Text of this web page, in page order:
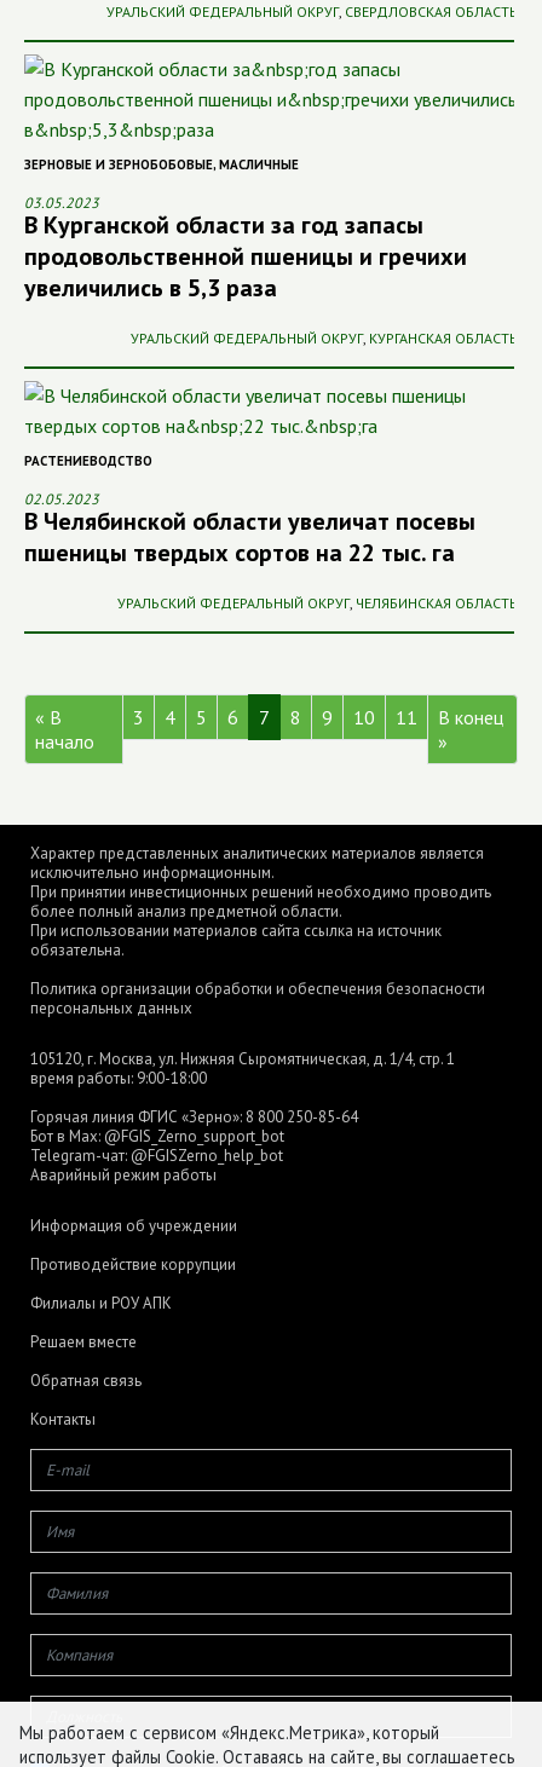
УРАЛЬСКИЙ ФЕДЕРАЛЬНЫЙ ОКРУГ, СВЕРДЛОВСКАЯ ОБЛАСТЬ
ЗЕРНОВЫЕ И ЗЕРНОБОБОВЫЕ, МАСЛИЧНЫЕ
03.05.2023
В Курганской области за год запасы
продовольственной пшеницы и гречихи
увеличились в 5,3 раза
УРАЛЬСКИЙ ФЕДЕРАЛЬНЫЙ ОКРУГ, КУРГАНСКАЯ ОБЛАСТЬ
РАСТЕНИЕВОДСТВО
02.05.2023
В Челябинской области увеличат посевы
пшеницы твердых сортов на 22 тыс. га
УРАЛЬСКИЙ ФЕДЕРАЛЬНЫЙ ОКРУГ, ЧЕЛЯБИНСКАЯ ОБЛАСТЬ
« В
начало
3 4 5 6 7 8 9 10 11
В конец
»
Характер представленных аналитических материалов является
исключительно информационным.
При принятии инвестиционных решений необходимо проводить
более полный анализ предметной области.
При использовании материалов сайта ссылка на источник
обязательна.
Политика организации обработки и обеспечения безопасности
персональных данных
105120, г. Москва, ул. Нижняя Сыромятническая, д. 1/4, стр. 1
время работы: 9:00-18:00
Горячая линия ФГИС «Зерно»: 8 800 250-85-64
Бот в Max: @FGIS_Zerno_support_bot
Telegram-чат: @FGISZerno_help_bot
Аварийный режим работы
Информация об учреждении
Противодействие коррупции
Филиалы и РОУ АПК
Решаем вместе
Обратная связь
Контакты
Мы работаем с сервисом «Яндекс.Метрика», который
использует файлы Cookie. Оставаясь на сайте, вы соглашаетесь